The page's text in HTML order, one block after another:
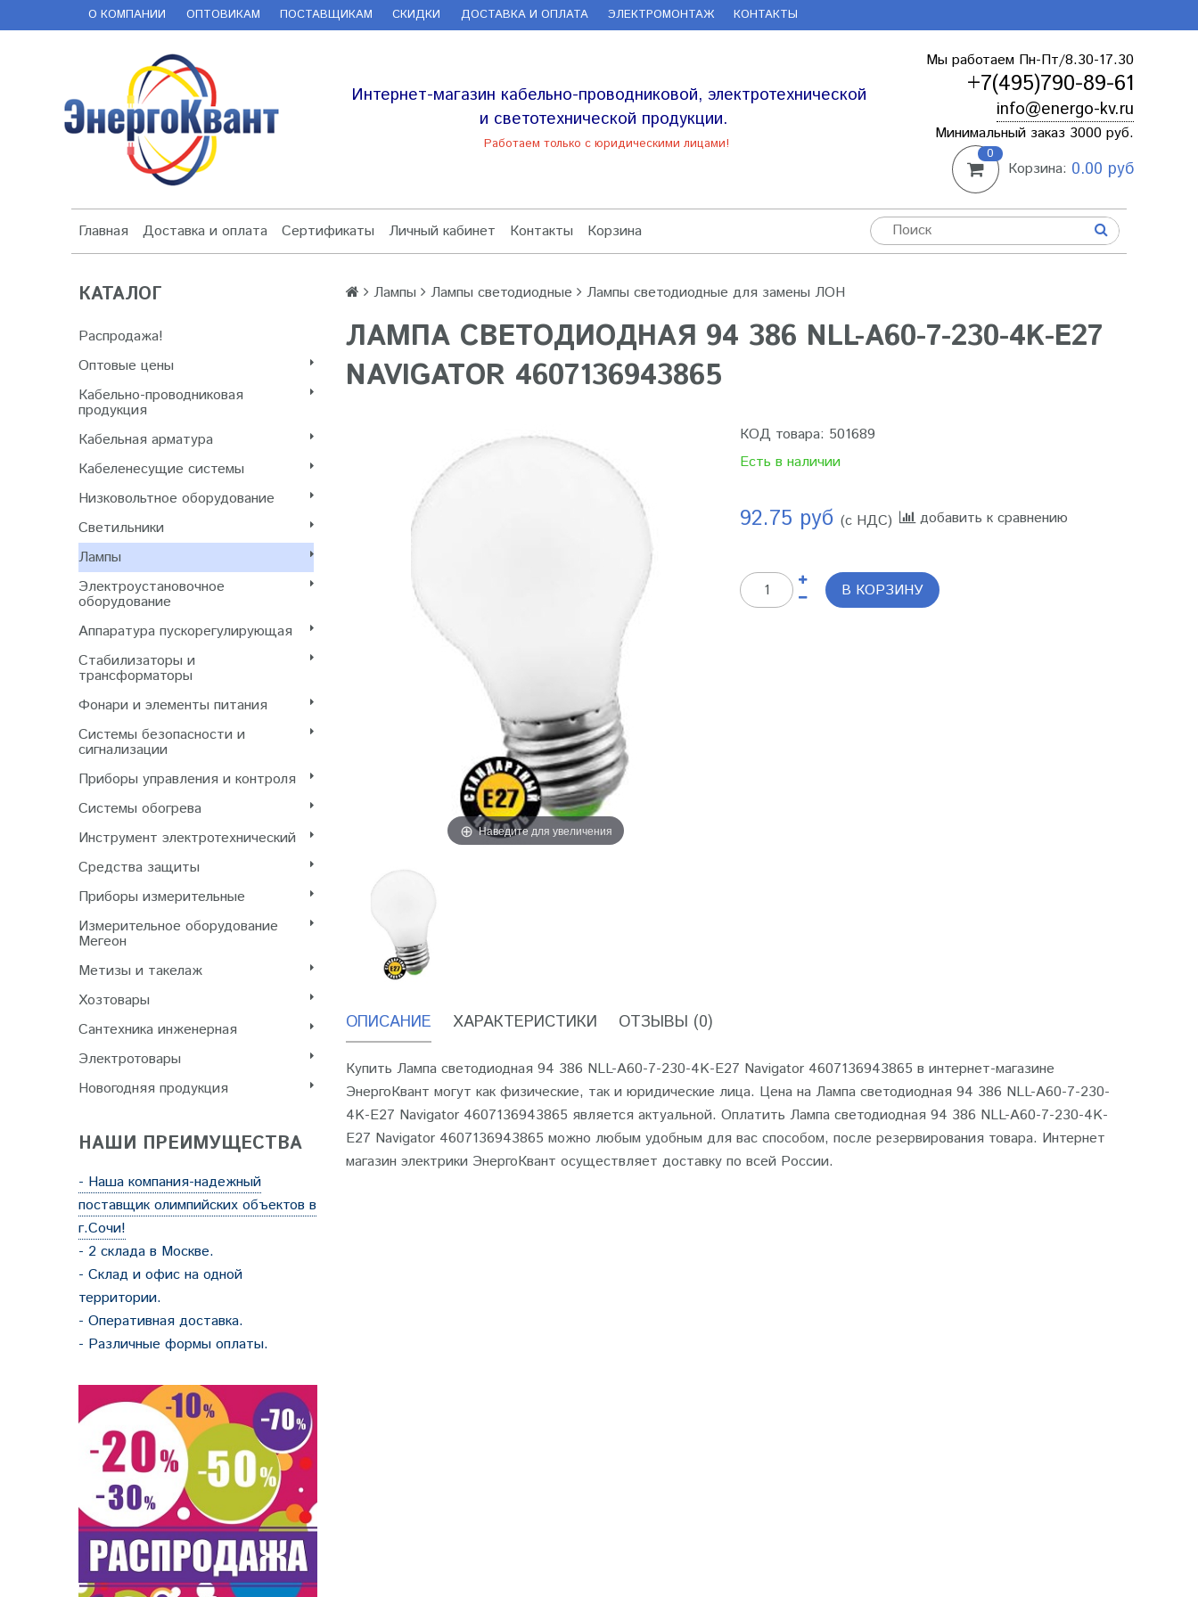
О КОМПАНИИ ОПТОВИКАМ ПОСТАВЩИКАМ СКИДКИ ДОСТАВКА И ОПЛАТА ЭЛЕКТРОМОНТАЖ КОНТАКТЫ
Интернет-магазин кабельно-проводниковой, электротехнической
и светотехнической продукции.
Работаем только с юридическими лицами!
Мы работаем Пн-Пт/8.30-17.30
+7(495)790-89-61
info@energo-kv.ru
Минимальный заказ 3000 руб.
0
Корзина: 0.00 руб
Главная Доставка и оплата Сертификаты Личный кабинет Контакты Корзина
КАТАЛОГ
Распродажа!
Оптовые цены
Кабельно-проводниковая
продукция
Кабельная арматура
Кабеленесущие системы
Низковольтное оборудование
Светильники
Лампы
Электроустановочное
оборудование
Аппаратура пускорегулирующая
Стабилизаторы и
трансформаторы
Фонари и элементы питания
Системы безопасности и
сигнализации
Приборы управления и контроля
Системы обогрева
Инструмент электротехнический
Cредства защиты
Приборы измерительные
Измерительное оборудование
Мегеон
Метизы и такелаж
Хозтовары
Сантехника инженерная
Электротовары
Новогодняя продукция
НАШИ ПРЕИМУЩЕСТВА
- Наша компания-надежный
поставщик олимпийских объектов в
г.Сочи!
- 2 склада в Москве.
- Склад и офис на одной
территории.
- Оперативная доставка.
- Различные формы оплаты.
Лампы Лампы светодиодные Лампы светодиодные для замены ЛОН
ЛАМПА СВЕТОДИОДНАЯ 94 386 NLL-A60-7-230-4K-E27
NAVIGATOR 4607136943865
Наведите для увеличения
КОД товара: 501689
Есть в наличии
92.75 руб (с НДС) добавить к сравнению
В КОРЗИНУ
ОПИСАНИЕ ХАРАКТЕРИСТИКИ ОТЗЫВЫ (0)
Купить Лампа светодиодная 94 386 NLL-A60-7-230-4K-E27 Navigator 4607136943865 в интернет-магазине
ЭнергоКвант могут как физические, так и юридические лица. Цена на Лампа светодиодная 94 386 NLL-A60-7-230-
4K-E27 Navigator 4607136943865 является актуальной. Оплатить Лампа светодиодная 94 386 NLL-A60-7-230-4K-
E27 Navigator 4607136943865 можно любым удобным для вас способом, после резервирования товара. Интернет
магазин электрики ЭнергоКвант осуществляет доставку по всей России.